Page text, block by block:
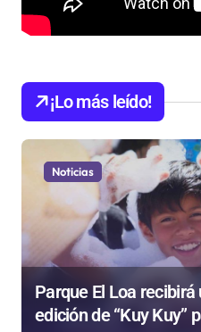
¡Lo más leído!
Noticias
Parque El Loa recibirá
edición de “Kuy Kuy”